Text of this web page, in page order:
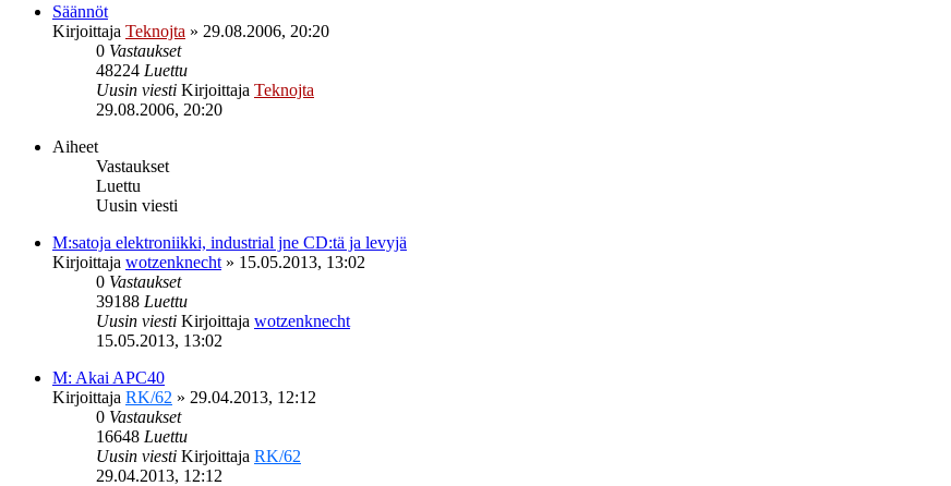
Säännöt
Kirjoittaja Teknojta » 29.08.2006, 20:20
0 Vastaukset
48224 Luettu
Uusin viesti Kirjoittaja Teknojta
29.08.2006, 20:20
Aiheet
Vastaukset
Luettu
Uusin viesti
M:satoja elektroniikki, industrial jne CD:tä ja levyjä
Kirjoittaja wotzenknecht » 15.05.2013, 13:02
0 Vastaukset
39188 Luettu
Uusin viesti Kirjoittaja wotzenknecht
15.05.2013, 13:02
M: Akai APC40
Kirjoittaja RK/62 » 29.04.2013, 12:12
0 Vastaukset
16648 Luettu
Uusin viesti Kirjoittaja RK/62
29.04.2013, 12:12